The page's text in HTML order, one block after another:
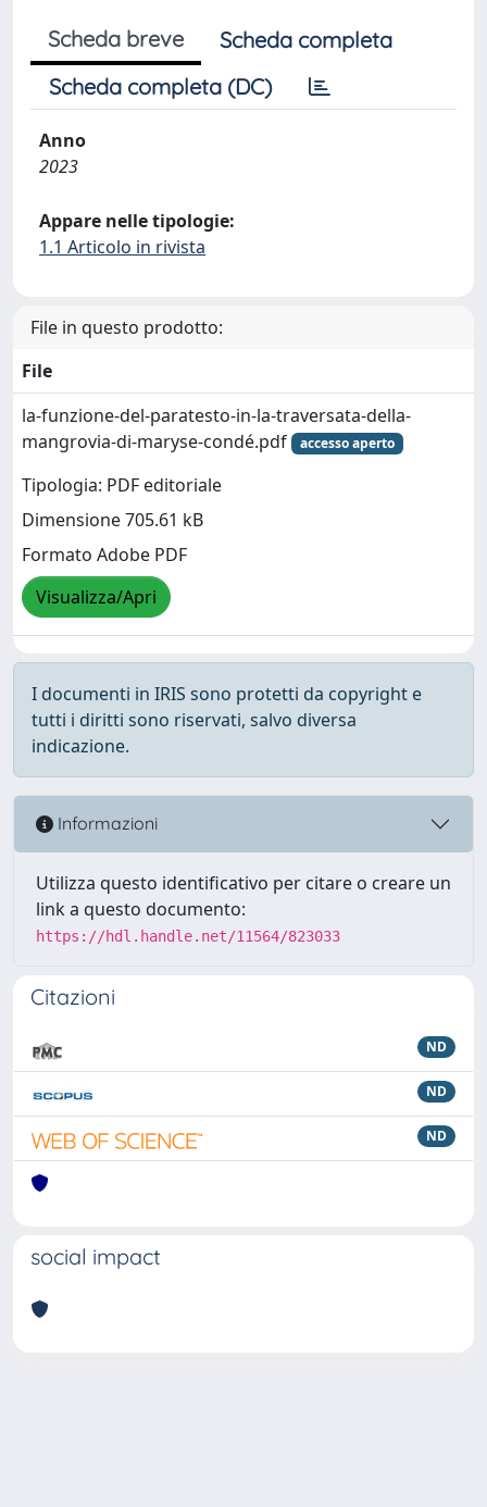
Scheda breve
Scheda completa
Scheda completa (DC)
Anno
2023
Appare nelle tipologie:
1.1 Articolo in rivista
File in questo prodotto:
File
la-funzione-del-paratesto-in-la-traversata-della-
mangrovia-di-maryse-condé.pdf
accesso aperto
Tipologia: PDF editoriale
Dimensione 705.61 kB
Formato Adobe PDF
Visualizza/Apri
I documenti in IRIS sono protetti da copyright e
tutti i diritti sono riservati, salvo diversa
indicazione.
Informazioni
Utilizza questo identificativo per citare o creare un
link a questo documento:
https://hdl.handle.net/11564/823033
Citazioni
ND
ND
ND
social impact